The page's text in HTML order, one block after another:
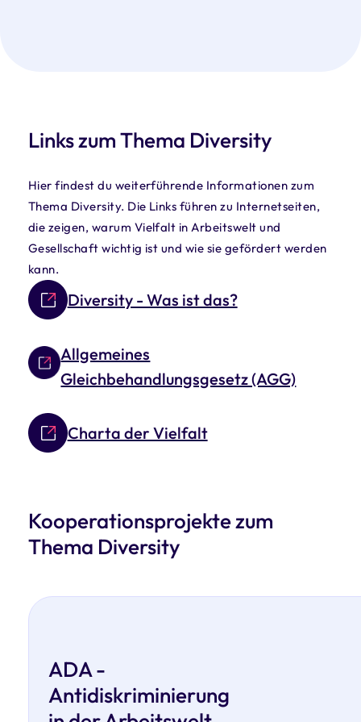
Links zum Thema Diversity
Hier findest du weiterführende Informationen zum
Thema Diversity. Die Links führen zu Internetseiten,
die zeigen, warum Vielfalt in Arbeitswelt und
Gesellschaft wichtig ist und wie sie gefördert werden
kann.
Diversity - Was ist das?
Allgemeines
Gleichbehandlungsgesetz (AGG)
Charta der Vielfalt
Kooperationsprojekte zum
Thema Diversity
ADA -
Antidiskriminierung